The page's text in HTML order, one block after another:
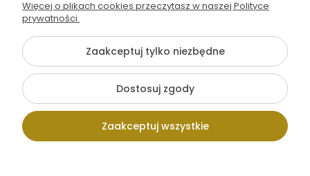
+48 605 141 363
{literal}
Pokaż pełną wersję strony
Sklep internetowy Shoper.pl
Więcej o plikach cookies przeczytasz w naszej Polityce
prywatności.
Zaakceptuj tylko niezbędne
Dostosuj zgody
Zaakceptuj wszystkie